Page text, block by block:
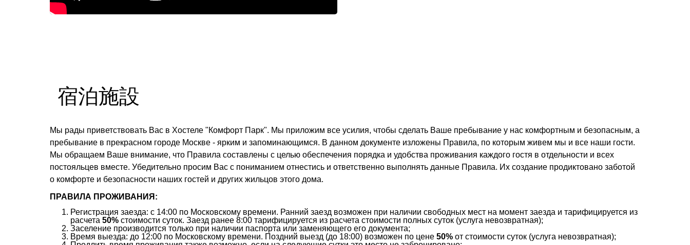
宿泊施設
Мы рады приветствовать Вас в Хостеле "Комфорт Парк". Мы приложим все усилия, чтобы сделать Ваше пребывание у нас комфортным и безопасным, а
пребывание в прекрасном городе Москве - ярким и запоминающимся. В данном документе изложены Правила, по которым живем мы и все наши гости.
Мы обращаем Ваше внимание, что Правила составлены с целью обеспечения порядка и удобства проживания каждого гостя в отдельности и всех
постояльцев вместе. Убедительно просим Вас с пониманием отнестись и ответственно выполнять данные Правила. Их создание продиктовано заботой
о комфорте и безопасности наших гостей и других жильцов этого дома.
ПРАВИЛА ПРОЖИВАНИЯ:
Регистрация заезда: с 14:00 по Московскому времени. Ранний заезд возможен при наличии свободных мест на момент заезда и тарифицируется из
расчета 50% стоимости суток. Заезд ранее 8:00 тарифицируется из расчета стоимости полных суток (услуга невозвратная);
Заселение производится только при наличии паспорта или заменяющего его документа;
Время выезда: до 12:00 по Московскому времени. Поздний выезд (до 18:00) возможен по цене 50% от стоимости суток (услуга невозвратная);